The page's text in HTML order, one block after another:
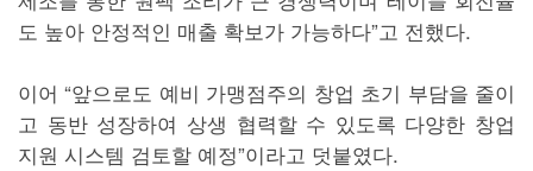
도 높아 안정적인 매출 확보가 가능하다”고 전했다.
이어 “앞으로도 예비 가맹점주의 창업 초기 부담을 줄이
고 동반 성장하여 상생 협력할 수 있도록 다양한 창업
지원 시스템 검토할 예정”이라고 덧붙였다.